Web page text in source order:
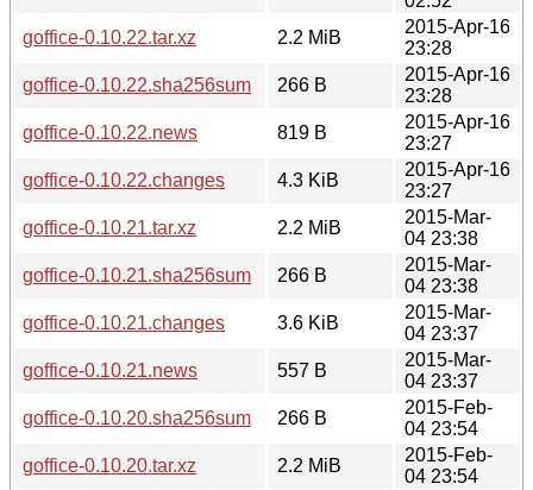
goffice-0.10.22.tar.xz
2.2 MiB
2015-Apr-16
23:28
goffice-0.10.22.sha256sum
266 B
2015-Apr-16
23:28
goffice-0.10.22.news
819 B
2015-Apr-16
23:27
goffice-0.10.22.changes
4.3 KiB
2015-Apr-16
23:27
goffice-0.10.21.tar.xz
2.2 MiB
2015-Mar-
04 23:38
goffice-0.10.21.sha256sum
266 B
2015-Mar-
04 23:38
goffice-0.10.21.changes
3.6 KiB
2015-Mar-
04 23:37
goffice-0.10.21.news
557 B
2015-Mar-
04 23:37
goffice-0.10.20.sha256sum
266 B
2015-Feb-
04 23:54
goffice-0.10.20.tar.xz
2.2 MiB
2015-Feb-
04 23:54